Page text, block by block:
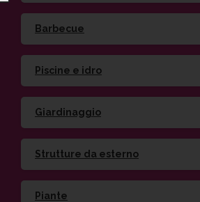
Barbecue
Piscine e idro
Giardinaggio
Strutture da esterno
Piante